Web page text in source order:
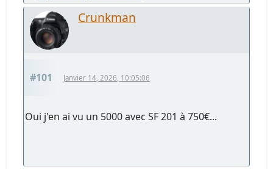
Crunkman
#101 Janvier 14, 2026, 10:05:06
Oui j'en ai vu un 5000 avec SF 201 à 750€...